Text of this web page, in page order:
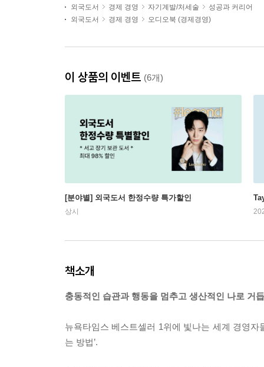
외국도서 경제 경영 자기계발/처세술
성공과 커리어
외국도서
경제 경영 오디오북 (경제경영)
이 상품의 이벤트 (6개)
[분야별] 외국도서 한정수량 특가할인
상시
책소개
충동적인 습관과 행동을 멈추고 생산적인 나로 거
뉴욕타임스 베스트셀러 1위에 빛나는 세계 경영
는 방법’.